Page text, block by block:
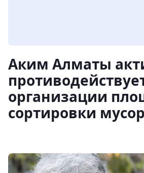
Аким Алматы
организации
сортировки